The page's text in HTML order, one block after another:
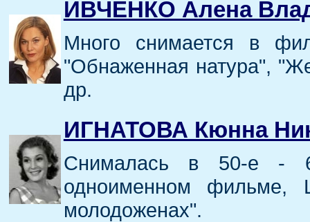
ИВЧЕНКО Алена
Много снимается в
"Обнаженная натура",
др.
ИГНАТОВА Кюнна
Снималась в 50-е -
одноименном
молодоженах".